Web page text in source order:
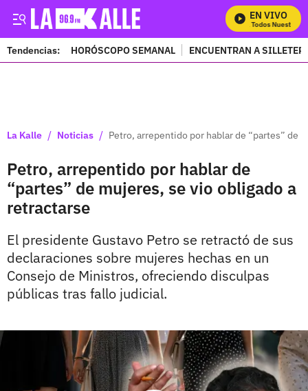
EN VIVO
Mira Todos Nuestros
Tendencias: HORÓSCOPO SEMANAL ENCUENTRAN A
La Kalle / Noticias / Petro, arrepentido por hablar de “partes” de
Petro, arrepentido por hablar de
“partes” de mujeres, se vio obligado a
retractarse
El presidente Gustavo Petro se retractó de sus
declaraciones sobre mujeres hechas en un
Consejo de Ministros, ofreciendo disculpas
públicas tras fallo judicial.